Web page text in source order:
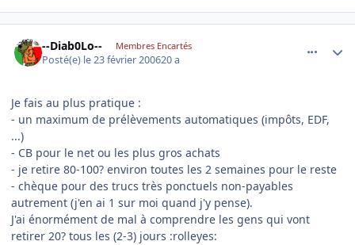
--Diab0Lo-- Membres Encartés
Posté(e) le 23 février 200620 a
Je fais au plus pratique :
- un maximum de prélèvements automatiques (impôts, EDF,
...)
- CB pour le net ou les plus gros achats
- je retire 80-100? environ toutes les 2 semaines pour le reste
- chèque pour des trucs très ponctuels non-payables
autrement (j'en ai 1 sur moi quand j'y pense).
J'ai énormément de mal à comprendre les gens qui vont
retirer 20? tous les (2-3) jours :rolleyes: